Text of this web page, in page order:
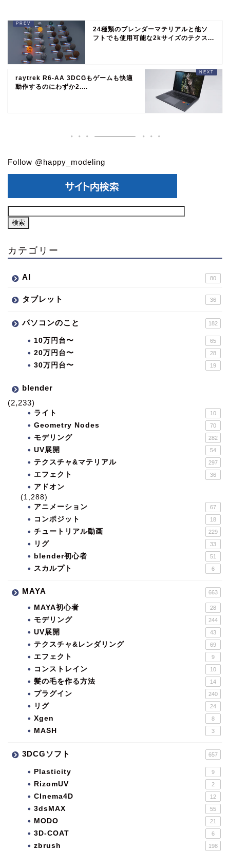
24種類のブレンダーマテリアルと他ソ
フトでも使用可能な2kサイズのテクス...
raytrek R6-AA 3DCGもゲームも快適
動作するのにわずか2....
Follow @happy_modeling
カテゴリー
AI 80
タブレット 36
パソコンのこと 182
10万円台〜 65
20万円台〜 28
30万円台〜 19
blender
(2,233)
ライト 10
Geometry Nodes 70
モデリング 282
UV展開 54
テクスチャ&マテリアル 297
エフェクト 36
アドオン
(1,288)
アニメーション
67
コンポジット 18
チュートリアル動画 229
リグ 33
blender初心者 51
スカルプト 6
MAYA 663
MAYA初心者 28
モデリング 244
UV展開 43
テクスチャ&レンダリング 69
エフェクト 9
コンストレイン 10
髪の毛を作る方法 14
プラグイン 240
リグ 24
Xgen 8
MASH 3
3DCGソフト 657
Plasticity 9
RizomUV 2
CInema4D 12
3dsMAX 55
MODO 21
3D-COAT 6
zbrush 198